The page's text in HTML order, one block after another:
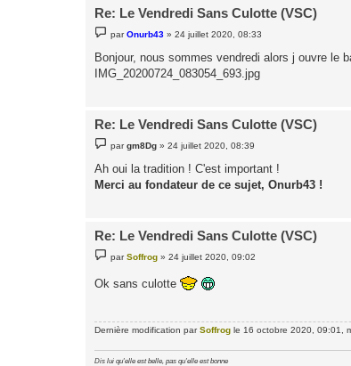
Re: Le Vendredi Sans Culotte (VSC)
e
s
a
parOnurb43 »24 juillet 2020, 08:33
Bonjour, nous sommes vendredi alors j ouvre le
IMG_20200724_083054_693.jpg
Re: Le Vendredi Sans Culotte (VSC)
e
s
a
pargm8Dg »24 juillet 2020, 08:39
Ah oui la tradition ! C'est important !
Merci au fondateur de ce sujet, Onurb43 !
Re: Le Vendredi Sans Culotte (VSC)
e
s
parSoffrog »24 juillet 2020, 09:02
Ok sans culotte
Dernière modification parSoffrog le 16 octobre 2020, 09:01,
Dis lui qu'elle est belle, pas qu'elle est bonne